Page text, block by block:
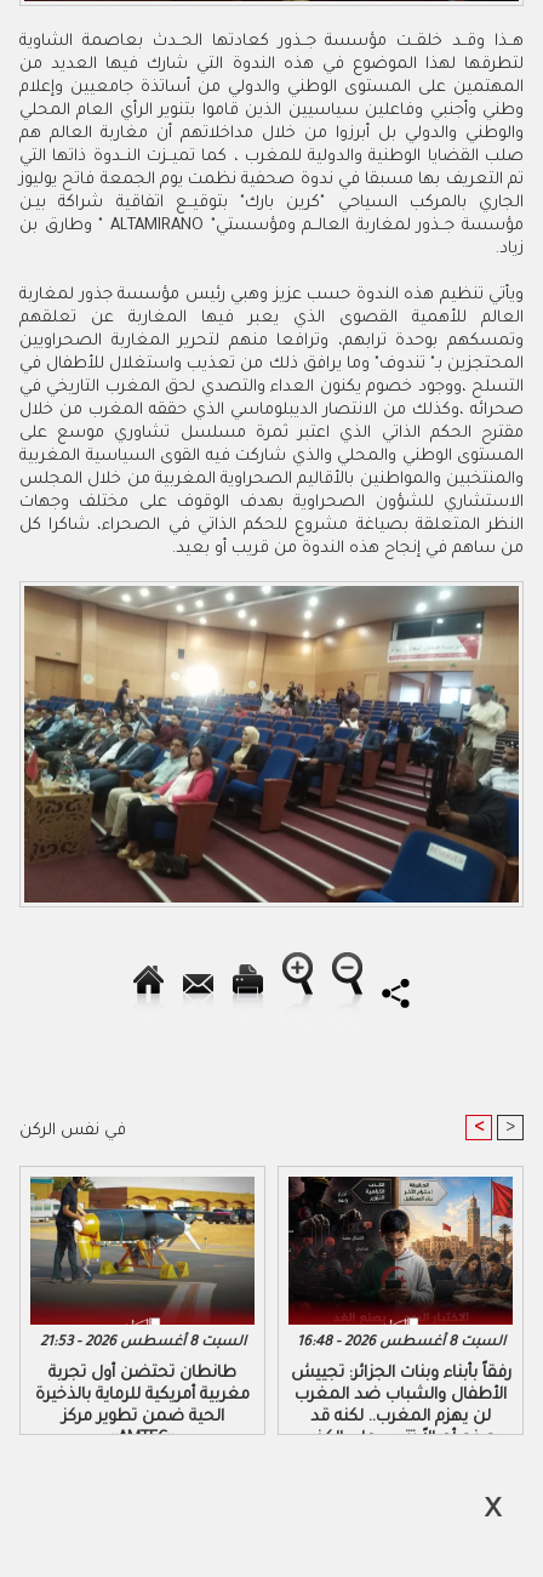
هــذا وقــد خلقــت مؤسسة جــذور كعادتها الحــدث بعاصمة الشاوية
لتطرقها لهذا الموضوع في هذه الندوة التي شارك فيها العديد من
المهتمين على المستوى الوطني والدولي من أساتذة جامعيين وإعلام
وطني وأجنبي وفاعلين سياسيين الذين قاموا بتنوير الرأي العام المحلي
والوطني والدولي بل أبرزوا من خلال مداخلاتهم أن مغاربة العالم هم
صلب القضايا الوطنية والدولية للمغرب ، كما تميــزت النــدوة ذاتها التي
تم التعريف بها مسبقا في ندوة صحفية نظمت يوم الجمعة فاتح يوليوز
الجاري بالمركب السياحي "كرين بارك" بتوقيــع اتفاقية شراكة بيـن
مؤسسة جــذور لمغاربة العالــم ومؤسستي" ALTAMIRANO " وطارق بن
زياد.
ويأتي تنظيم هذه الندوة حسب عزيز وهبي رئيس مؤسسة جذور لمغاربة
العالم للأهمية القصوى الذي يعبر فيها المغاربة عن تعلقهم
وتمسكهم بوحدة ترابهم، وترافعا منهم لتحرير المغاربة الصحراويين
المحتجزين بـ" تندوف" وما يرافق ذلك من تعذيب واستغلال للأطفال في
التسلح ،ووجود خصوم يكنون العداء والتصدي لحق المغرب التاريخي في
صحرائه ،وكذلك من الانتصار الديبلوماسي الذي حققه المغرب من خلال
مقترح الحكم الذاتي الذي اعتبر ثمرة مسلسل تشاوري موسع على
المستوى الوطني والمحلي والذي شاركت فيه القوى السياسية المغربية
والمنتخبين والمواطنين بالأقاليم الصحراوية المغربية من خلال المجلس
الاستشاري للشؤون الصحراوية بهدف الوقوف على مختلف وجهات
النظر المتعلقة بصياغة مشروع للحكم الذاتي في الصحراء، شاكرا كل
من ساهم في إنجاح هذه الندوة من قريب أو بعيد.
في نفس الركن < >
السبت 8 أغسطس 2026 - 21:53
طانطان تحتضن أول تجربة
مغربية أمريكية للرماية بالذخيرة
الحية ضمن تطوير مركز
«AMTEC»
السبت 8 أغسطس 2026 - 16:48
رفقاً بأبناء وبنات الجزائر: تجييش
الأطفال والشباب ضد المغرب
لن يهزم المغرب.. لكنه قد
يصنع أجيالاً تتربى على الكذب